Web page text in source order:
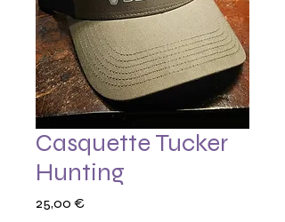
Casquette Tucker
Hunting
25,00 €Prix